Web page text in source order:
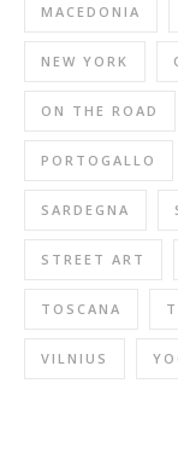
MACEDONIA
NEW YORK
ON THE ROAD
PORTOGALLO
SARDEGNA
STREET ART
TOSCANA
VILNIUS